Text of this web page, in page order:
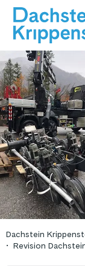
Dachstein
Revision